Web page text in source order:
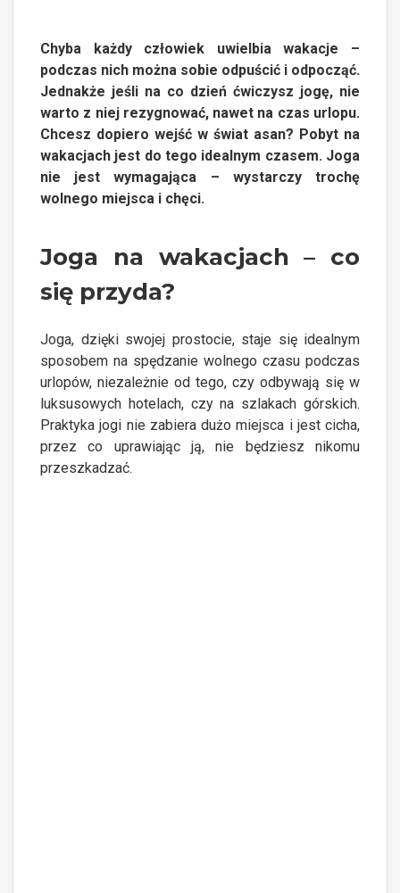
Chyba każdy człowiek uwielbia wakacje –
podczas nich można sobie odpuścić i odpocząć.
Jednakże jeśli na co dzień ćwiczysz jogę, nie
warto z niej rezygnować, nawet na czas urlopu.
Chcesz dopiero wejść w świat asan? Pobyt na
wakacjach jest do tego idealnym czasem. Joga
nie jest wymagająca – wystarczy trochę
wolnego miejsca i chęci.
Joga na wakacjach – co
się przyda?
Joga, dzięki swojej prostocie, staje się idealnym
sposobem na spędzanie wolnego czasu podczas
urlopów, niezależnie od tego, czy odbywają się w
luksusowych hotelach, czy na szlakach górskich.
Praktyka jogi nie zabiera dużo miejsca i jest cicha,
przez co uprawiając ją, nie będziesz nikomu
przeszkadzać.